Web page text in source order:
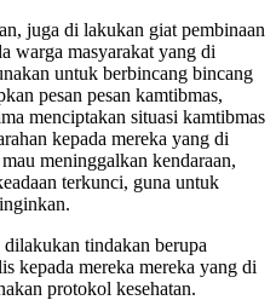
juga di lakukan giat pembinaan
warga masyarakat yang di
untuk berbincang bincang
pesan pesan kamtibmas,
menciptakan situasi kamtibmas
kepada mereka yang di
meninggalkan kendaraan,
terkunci, guna untuk
tindakan berupa
kepada mereka mereka yang di
protokol kesehatan.